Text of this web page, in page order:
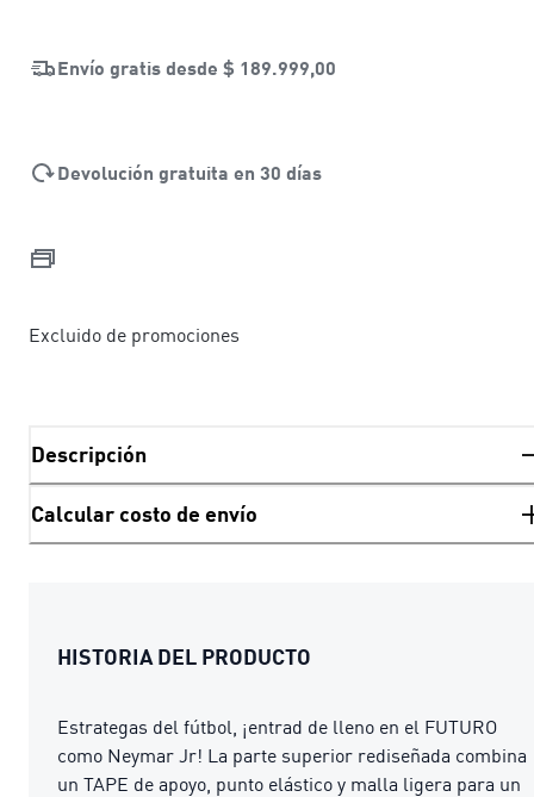
Envío gratis desde $ 189.999,00
Devolución gratuita en 30 días
Excluido de promociones
Descripción
Calcular costo de envío
HISTORIA DEL PRODUCTO
Estrategas del fútbol, ¡entrad de lleno en el FUTURO
como Neymar Jr! La parte superior rediseñada combina
un TAPE de apoyo, punto elástico y malla ligera para un